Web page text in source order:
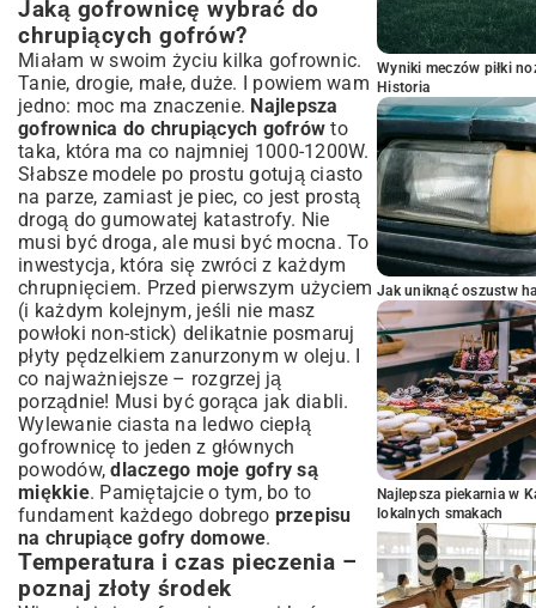
Jaką gofrownicę wybrać do
chrupiących gofrów?
Miałam w swoim życiu kilka gofrownic.
Tanie, drogie, małe, duże. I powiem wam
jedno: moc ma znaczenie. Najlepsza
gofrownica do chrupiących gofrów to
taka, która ma co najmniej 1000-1200W.
Słabsze modele po prostu gotują ciasto
na parze, zamiast je piec, co jest prostą
drogą do gumowatej katastrofy. Nie
musi być droga, ale musi być mocna. To
inwestycja, która się zwróci z każdym
chrupnięciem. Przed pierwszym użyciem
(i każdym kolejnym, jeśli nie masz
powłoki non-stick) delikatnie posmaruj
płyty pędzelkiem zanurzonym w oleju. I
co najważniejsze – rozgrzej ją
porządnie! Musi być gorąca jak diabli.
Wylewanie ciasta na ledwo ciepłą
gofrownicę to jeden z głównych
powodów,dlaczego moje gofry są
miękkie. Pamiętajcie o tym, bo to
fundament każdego dobrego przepisu
na chrupiące gofry domowe.
Temperatura i czas pieczenia –
poznaj złoty środek
Wyniki meczów piłki
Historia
Jak uniknąć oszustw
Najlepsza piekarnia w
lokalnych smakach